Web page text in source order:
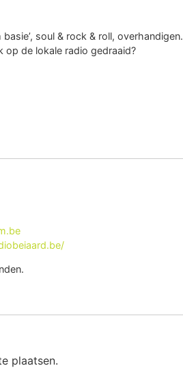
soul & rock & roll, overhandigen.
de lokale radio gedraaid?
plaatsen.